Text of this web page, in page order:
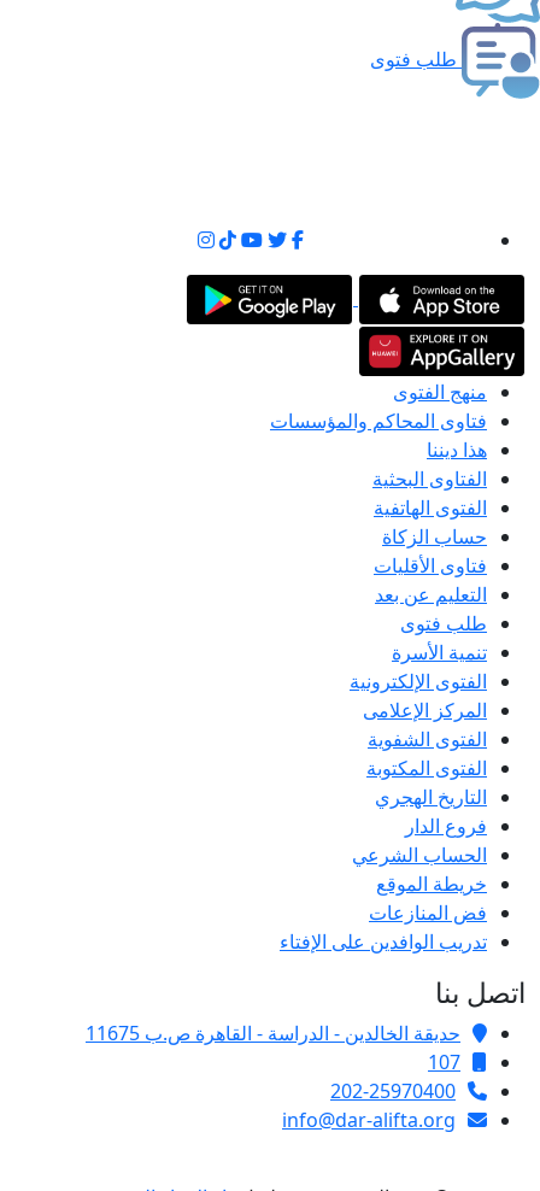
طلب فتوى
منهج الفتوى
فتاوى المحاكم والمؤسسات
هذا ديننا
الفتاوى البحثية
الفتوى الهاتفية
حساب الزكاة
فتاوى الأقليات
التعليم عن بعد
طلب فتوى
تنمية الأسرة
الفتوى الإلكترونية
المركز الإعلامى
الفتوى الشفوية
الفتوى المكتوبة
التاريخ الهجري
فروع الدار
الحساب الشرعي
خريطة الموقع
فض المنازعات
تدريب الوافدين على الإفتاء
اتصل بنا
حديقة الخالدين - الدراسة - القاهرة ص.ب 11675
107
202-25970400
info@dar-alifta.org